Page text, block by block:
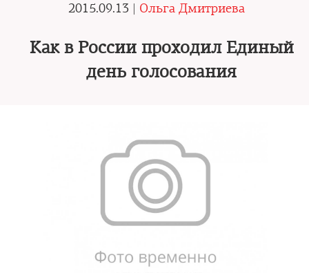
2015.09.13 | Ольга Дмитриева
Как в России проходил Единый
день голосования